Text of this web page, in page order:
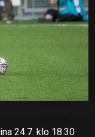
24.7. klo 18:30